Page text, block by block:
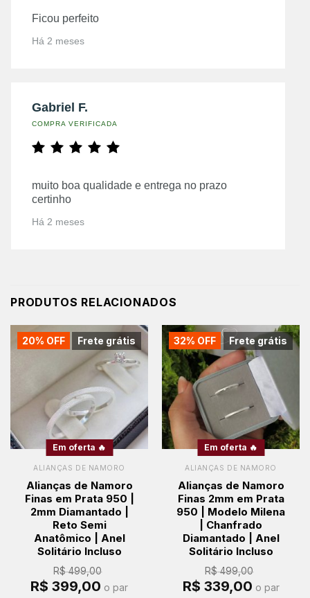
Ficou perfeito
Há 2 meses
Gabriel F.
COMPRA VERIFICADA
muito boa qualidade e entrega no prazo
certinho
Há 2 meses
PRODUTOS RELACIONADOS
Frete grátis
20% OFF
Em oferta 🔥
ALIANÇAS DE NAMORO
Alianças de Namoro
Finas em Prata 950 |
2mm Diamantado |
Reto Semi
Anatômico | Anel
Solitário Incluso
R$499,00
O
preço
R$ 399,00 preço
o par
Frete grátis
32% OFF
Em oferta 🔥
ALIANÇAS DE NAMORO
Alianças de Namoro
Finas 2mm em Prata
950 | Modelo Milena
| Chanfrado
Diamantado | Anel
Solitário Incluso
R$499,00
O
preço
R$ 339,00preço
o par